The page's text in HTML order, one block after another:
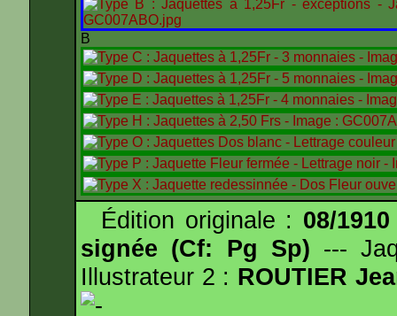
B
Édition originale : 08/1910
signée (Cf: Pg Sp) ---
Illustrateur 2 : ROUTIER
-